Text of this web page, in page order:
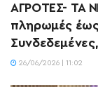
ΑΓΡΟΤΕΣ- ΤΑ
πληρωμές έως
26/06/2026 | 11:02